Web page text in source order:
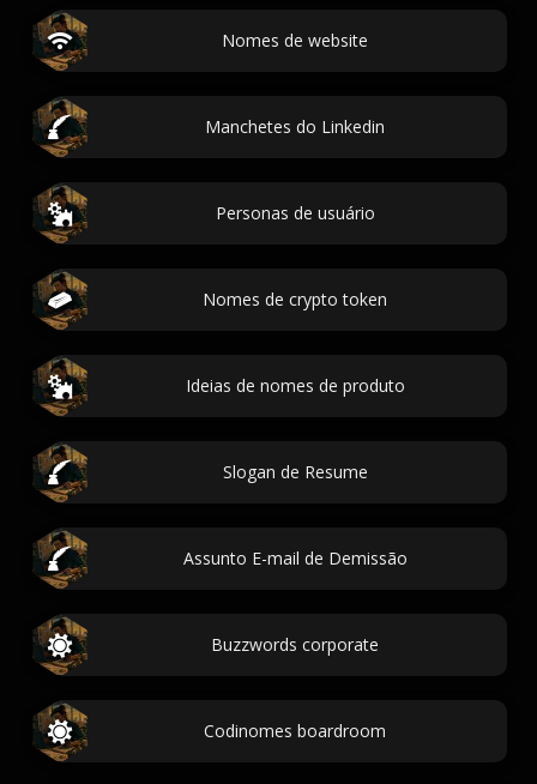
Nomes de website
Manchetes do Linkedin
Personas de usuário
Nomes de crypto token
Ideias de nomes de produto
Slogan de Resume
Assunto E-mail de Demissão
Buzzwords corporate
Codinomes boardroom